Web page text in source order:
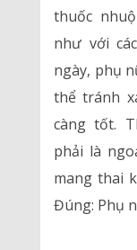
thuốc
như với
ngày, phụ
thể tránh
càng tốt.
phải là
mang thai
Đúng: Phụ